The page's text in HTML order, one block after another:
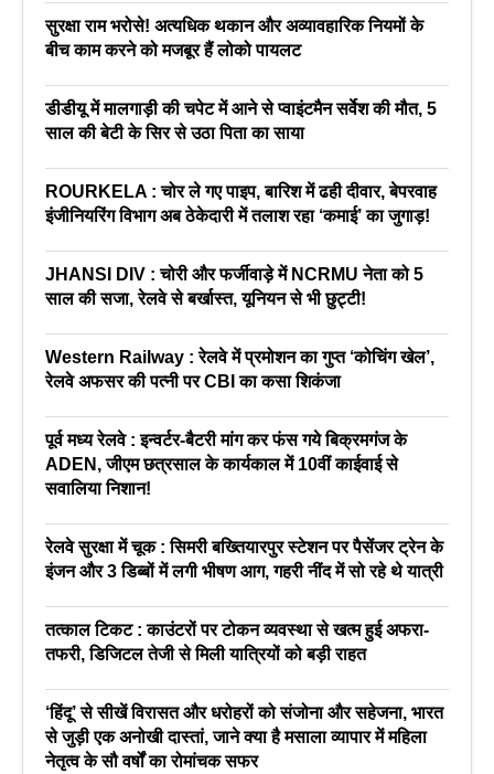
सुरक्षा राम भरोसे! अत्यधिक थकान और अव्यावहारिक नियमों के
बीच काम करने को मजबूर हैं लोको पायलट
डीडीयू में मालगाड़ी की चपेट में आने से प्वाइंटमैन सर्वेश की मौत, 5
साल की बेटी के सिर से उठा पिता का साया
ROURKELA : चोर ले गए पाइप, बारिश में ढही दीवार, बेपरवाह
इंजीनियरिंग विभाग अब ठेकेदारी में तलाश रहा ‘कमाई’ का जुगाड़!
JHANSI DIV : चोरी और फर्जीवाड़े में NCRMU नेता को 5
साल की सजा, रेलवे से बर्खास्त, यूनियन से भी छुट्टी!
Western Railway : रेलवे में प्रमोशन का गुप्त ‘कोचिंग खेल’,
रेलवे अफसर की पत्नी पर CBI का कसा शिकंजा
पूर्व मध्य रेलवे : इन्वर्टर-बैटरी मांग कर फंस गये बिक्रमगंज के
ADEN, जीएम छत्रसाल के कार्यकाल में 10वीं काईवाई से
सवालिया निशान!
रेलवे सुरक्षा में चूक : सिमरी बख्तियारपुर स्टेशन पर पैसेंजर ट्रेन के
इंजन और 3 डिब्बों में लगी भीषण आग, गहरी नींद में सो रहे थे यात्री
तत्काल टिकट : काउंटरों पर टोकन व्यवस्था से खत्म हुई अफरा-
तफरी, डिजिटल तेजी से मिली यात्रियों को बड़ी राहत
‘हिंदू’ से सीखें विरासत और धरोहरों को संजोना और सहेजना, भारत
से जुड़ी एक अनोखी दास्तां, जाने क्या है मसाला व्यापार में महिला
नेतृत्व के सौ वर्षों का रोमांचक सफर